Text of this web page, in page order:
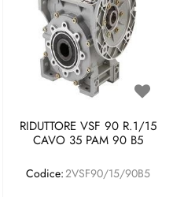
RIDUTTORE VSF 90 R.1/15
CAVO 35 PAM 90 B5
Codice:2VSF90/15/90B5